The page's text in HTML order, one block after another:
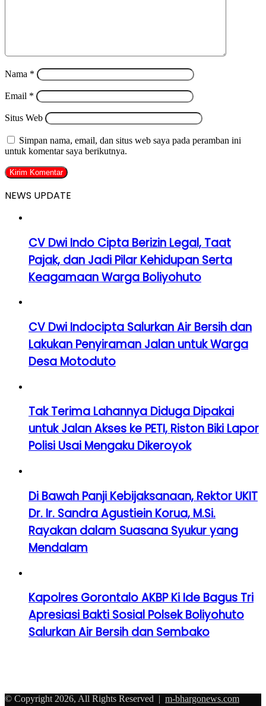
Nama *
Email *
Situs Web
Simpan nama, email, dan situs web saya pada peramban ini
untuk komentar saya berikutnya.
NEWS UPDATE
CV Dwi Indo Cipta Berizin Legal, Taat
Pajak, dan Jadi Pilar Kehidupan Serta
Keagamaan Warga Boliyohuto
CV Dwi Indocipta Salurkan Air Bersih dan
Lakukan Penyiraman Jalan untuk Warga
Desa Motoduto
Tak Terima Lahannya Diduga Dipakai
untuk Jalan Akses ke PETI, Riston Biki Lapor
Polisi Usai Mengaku Dikeroyok
Di Bawah Panji Kebijaksanaan, Rektor UKIT
Dr. Ir. Sandra Agustiein Korua, M.Si.
Rayakan dalam Suasana Syukur yang
Mendalam
Kapolres Gorontalo AKBP Ki Ide Bagus Tri
Apresiasi Bakti Sosial Polsek Boliyohuto
Salurkan Air Bersih dan Sembako
© Copyright 2026, All Rights Reserved | m-bhargonews.com